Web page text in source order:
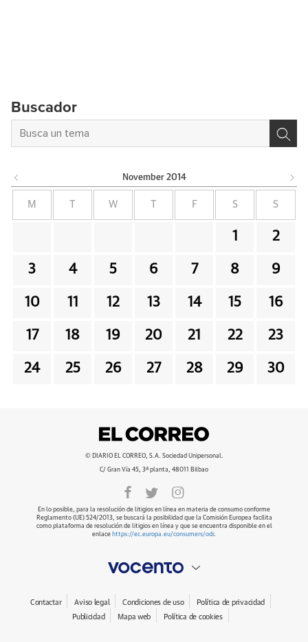
Buscador
November 2014
M W F S S
1 2
3 4 5 6 7 8 9
10 11 12 13 14 15 16
17 18 19 20 21 22 23
24 25 26 27 28 29 30
© DIARIO EL CORREO, S.A. Sociedad Unipersonal.
C/ Gran Vía 45, 3ª planta, 48011 Bilbao
En lo posible, para la resolución de litigios en línea en materia de consumo conforme
Reglamento (UE) 524/2013, se buscará la posibilidad que la Comisión Europea facilita
como plataforma de resolución de litigios en línea y que se encuentra disponible en el
enlace https://ec.europa.eu/consumers/odr.
Contactar Aviso legal Condiciones de uso
Política de privacidad
Publicidad
Mapa web Política de cookies